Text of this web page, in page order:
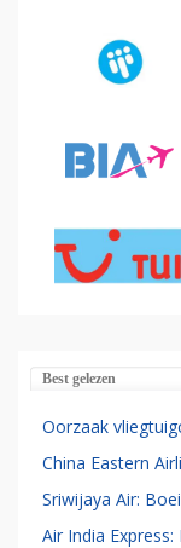
Best gelezen
Oorzaak
China Eastern
Sriwijaya Air:
Air India